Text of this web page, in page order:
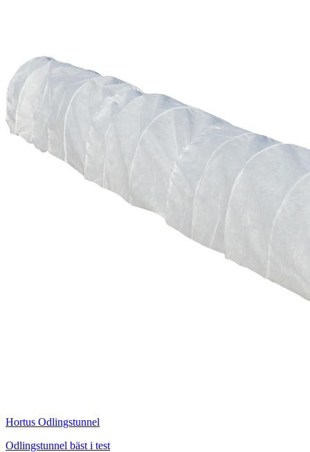
Hortus Odlingstunnel
Odlingstunnel bäst i test